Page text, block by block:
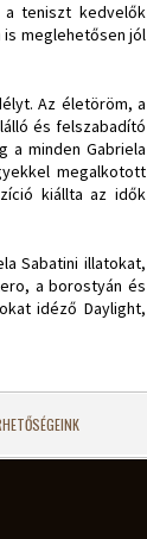
a teniszt kedvelők
meglehetősen jól
Az életöröm, a
és felszabadító
a minden Gabriela
megalkotott
kiállta az idők
Sabatini illatokat,
a borostyán és
idéző Daylight,